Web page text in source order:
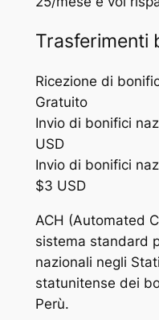
Trasferimenti
Ricezione di
Gratuito
Invio di bonifici
USD
Invio di bonifici
$3 USD
ACH (Automated
sistema standard
nazionali negli
statunitense dei
Perù.